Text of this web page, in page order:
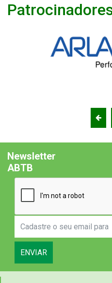
Newsletter
ABTB
ENVIAR